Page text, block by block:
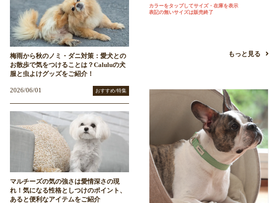
カラーをタップしてサイズ・在庫を表示
表記の無いサイズは販売終了
もっと見る
梅雨から秋のノミ・ダニ対策：愛犬との
お散歩で気をつけることは？Caluluの犬
服と虫よけグッズをご紹介！
2026/06/01 おすすめ/特集
マルチーズの気の強さは愛情深さの現
れ！気になる性格としつけのポイント、
あると便利なアイテムをご紹介